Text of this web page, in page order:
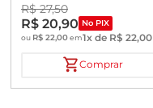
R$ 27,50
R$ 20,90 No PIX
ou R$ 22,00em1x de R$ 22,00
Comprar